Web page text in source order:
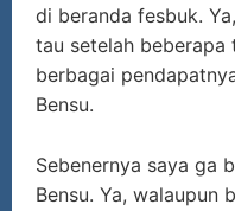
di beranda fesbuk.
tau setelah beberapa
berbagai
Bensu.
Sebenernya saya ga
Bensu. Ya, walaupun